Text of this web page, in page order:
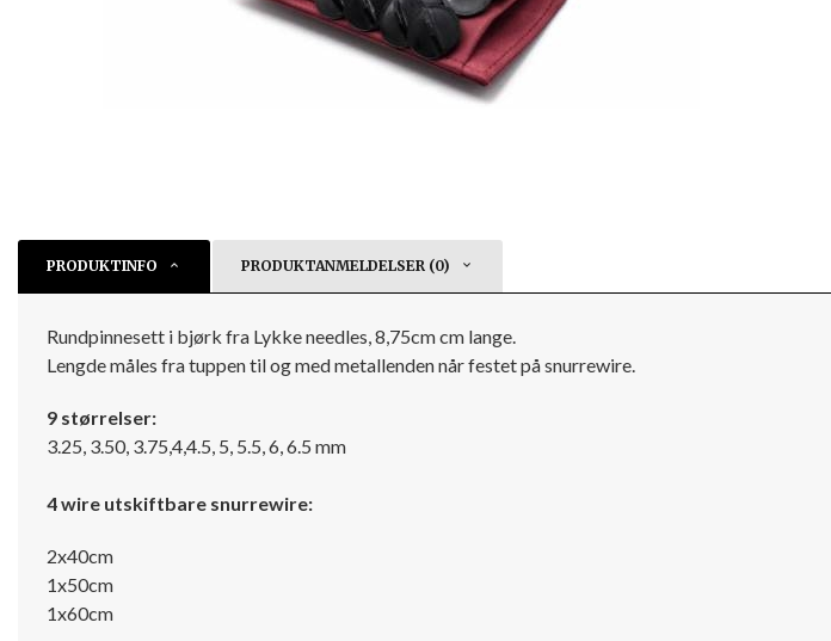
PRODUKTINFO PRODUKTANMELDELSER (0)
Rundpinnesett i bjørk fra Lykke needles, 8,75cm cm lange.
Lengde måles fra tuppen til og med metallenden når festet på snurrewire.
9 størrelser:
3.25, 3.50, 3.75,4,4.5, 5, 5.5, 6, 6.5 mm
4 wire utskiftbare snurrewire:
2x40cm
1x50cm
1x60cm